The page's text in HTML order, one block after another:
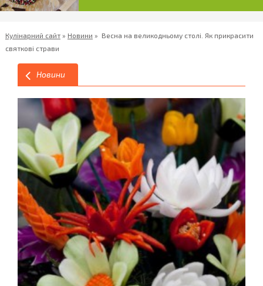
Кулінарний сайт» Новини » Весна на великодньому столі. Як прикрасити
святкові страви
Новини